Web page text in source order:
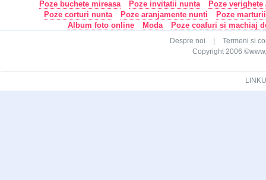
Poze buchete mireasa
Poze invitatii nunta
Poze
Poze corturi nunta
Poze aranjamente nunti
Poze
Album foto online
Moda Poze coafuri si machiaj
Despre noi
Termeni si
Copyright 2006